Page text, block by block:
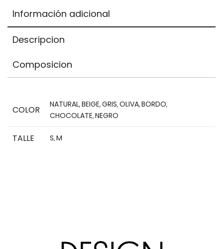
Información adicional
Descripcion
Composicion
COLOR NATURAL,BEIGE,GRIS,OLIVA,BORDO,
CHOCOLATE,NEGRO
TALLE S,M